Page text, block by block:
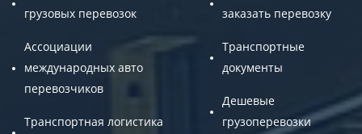
грузовых перевозок
Ассоциации
международных авто
перевозчиков
Транспортная логистика
заказать перевозку
Транспортные
документы
Дешевые
грузоперевозки